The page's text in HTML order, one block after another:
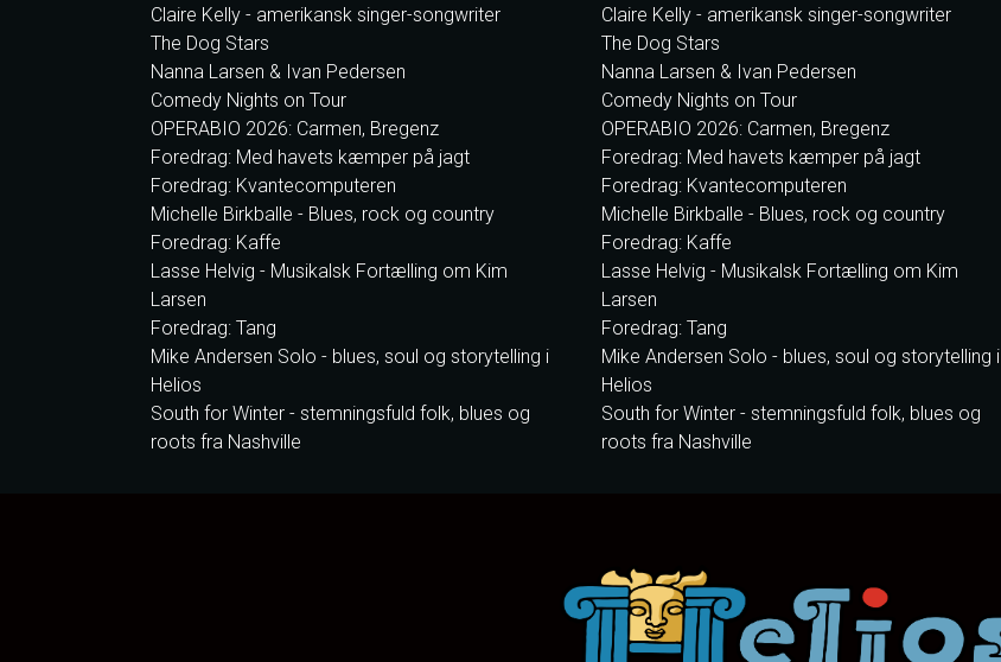
Claire Kelly - amerikansk singer-songwriter
The Dog Stars
Nanna Larsen & Ivan Pedersen
Comedy Nights on Tour
OPERABIO 2026: Carmen, Bregenz
Foredrag: Med havets kæmper på jagt
Foredrag: Kvantecomputeren
Michelle Birkballe - Blues, rock og country
Foredrag: Kaffe
Lasse Helvig - Musikalsk Fortælling om Kim
Larsen
Foredrag: Tang
Mike Andersen Solo - blues, soul og storytelling i
Helios
South for Winter - stemningsfuld folk, blues og
roots fra Nashville
Claire Kelly - amerikansk singer-songwriter
The Dog Stars
Nanna Larsen & Ivan Pedersen
Comedy Nights on Tour
OPERABIO 2026: Carmen, Bregenz
Foredrag: Med havets kæmper på jagt
Foredrag: Kvantecomputeren
Michelle Birkballe - Blues, rock og country
Foredrag: Kaffe
Lasse Helvig - Musikalsk Fortælling om Kim
Larsen
Foredrag: Tang
Mike Andersen Solo - blues, soul og storytelling i
Helios
South for Winter - stemningsfuld folk, blues og
roots fra Nashville